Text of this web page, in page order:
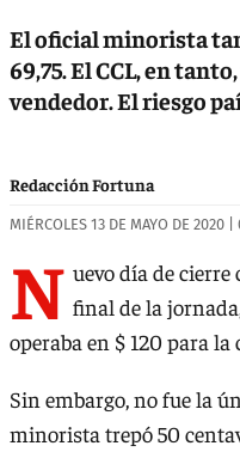
El oficial minorista
69,75. El CCL, en
vendedor. El riesgo
Redacción Fortuna
MIÉRCOLES 13 DE MAYO DE 2020 |
N uevo día de
final de la
operaba en $ 120 para
Sin embargo, no fue la
minorista trepó 50